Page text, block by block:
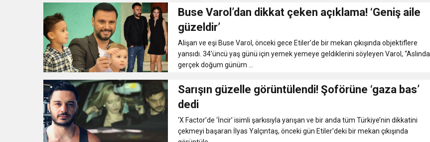
Buse Varol’dan dikkat çeken açıklama! ‘Geniş aile
güzeldir’
Alişan ve eşi Buse Varol, önceki gece Etiler’de bir mekan çıkışında objektiflere
yansıdı. 34’üncü yaş günü için yemek yemeye geldiklerini söyleyen Varol, “Aslında
gerçek doğum günüm ...
Sarışın güzelle görüntülendi! Şoförüne ‘gaza bas’
dedi
‘X Factor’de ‘İncir’ isimli şarkısıyla yarışan ve bir anda tüm Türkiye’nin dikkatini
çekmeyi başaran İlyas Yalçıntaş, önceki gün Etiler’deki bir mekan çıkışında